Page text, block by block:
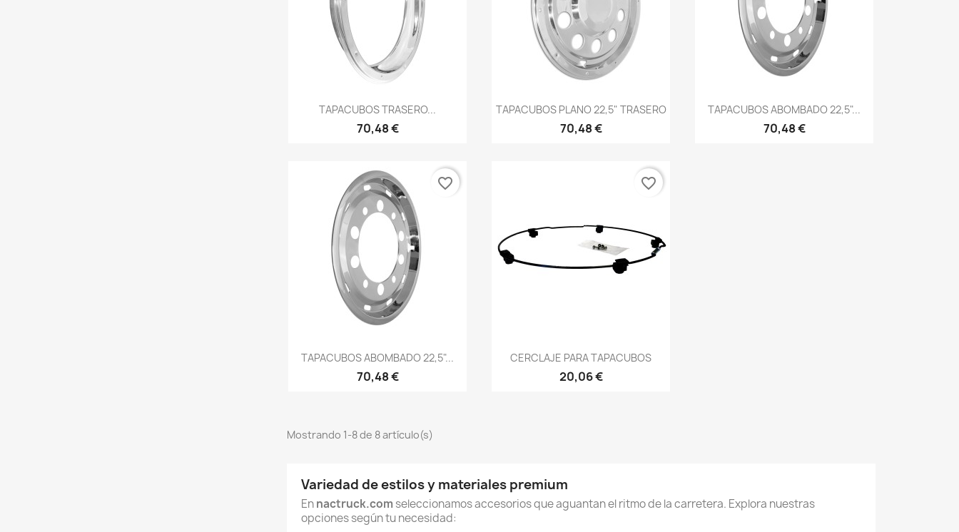
Vista rápida
TAPACUBOS TRASERO...
70,48 €
Vista rápida
TAPACUBOS PLANO 22,5" TRASERO
70,48 €
Vista rápida
TAPACUBOS ABOMBADO 22,5"...
70,48 €
Vista rápida
TAPACUBOS ABOMBADO 22,5"...
70,48 €
favorite_border
Vista rápida
CERCLAJE PARA TAPACUBOS
20,06 €
favorite_border
Mostrando 1-8 de 8 artículo(s)
Variedad de estilos y materiales premium
Ennactruck.com seleccionamos accesorios que aguantan el ritmo de la carretera. Explora nuestras
opciones según tu necesidad: